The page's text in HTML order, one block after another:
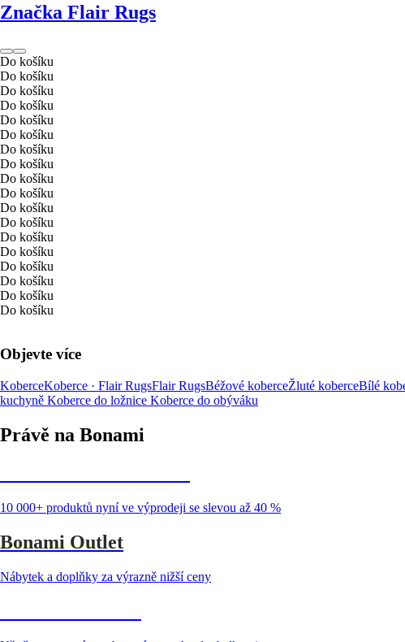
Značka Flair Rugs
Do košíku
Do košíku
Do košíku
Do košíku
Do košíku
Do košíku
Do košíku
Do košíku
Do košíku
Do košíku
Do košíku
Do košíku
Do košíku
Do košíku
Do košíku
Do košíku
Do košíku
Do košíku
Objevte více
KoberceKoberce · Flair RugsFlair RugsBéžové koberceŽluté koberceBílé
kuchyně Koberce do ložnice Koberce do obýváku
Právě na Bonami
10 000+ produktů nyní ve výprodeji se slevou až 40 %
Bonami Outlet
Nábytek a doplňky za výrazně nižší ceny